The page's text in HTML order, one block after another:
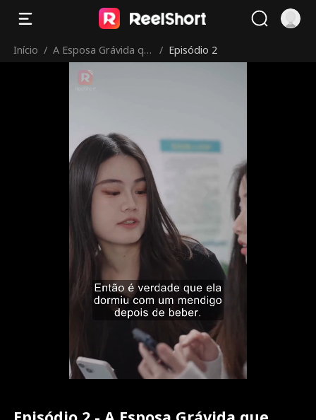
Início / A Esposa Grávida qu
e Parte, O CEO Arrep
/ Episódio 2